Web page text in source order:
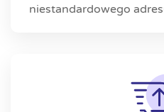
niestandardowego